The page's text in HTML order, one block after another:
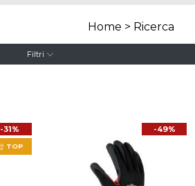
Home > Ricerca
Filtri
-31%
TOP
-49%